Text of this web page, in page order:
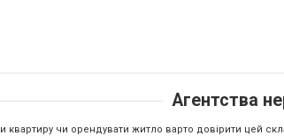
Агентства
чи орендувати житло варто довірити цей